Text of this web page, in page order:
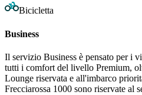
Bicicletta
Business
Il servizio Business è pensato per i
tutti i comfort del livello Premium,
Lounge riservata e all'imbarco
Frecciarossa 1000 sono riservate al